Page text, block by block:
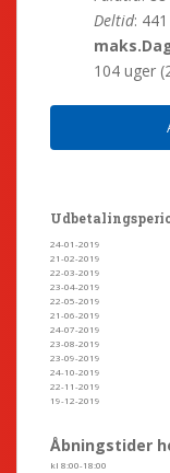
Deltid:
104 uger
24-01-2019
21-02-2019
22-03-2019
23-04-2019
22-05-2019
21-06-2019
24-07-2019
23-08-2019
23-09-2019
24-10-2019
22-11-2019
19-12-2019
Åbningstider
kl 8:00-18:00